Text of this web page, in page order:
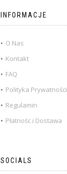
INFORMACJE
O Nas
Kontakt
FAQ
Polityka Prywatności
Regulamin
Płatnośc i Dostawa
SOCIALS